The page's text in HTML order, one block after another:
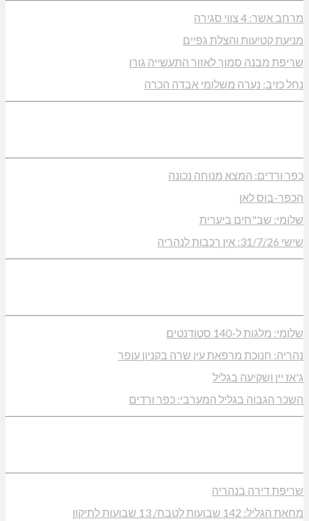
מרחב אשר: 4 צווי סגירה
מניעת קטיעות והצלת גפיים
שריפת מבנה סמוך לאזור התעשייה גורן
נחל כזיב: נערה משלומי אבדה הכרה
כפר ורדים: המצא מנוחה נכונה
הכפר-בוס לאן
שלומי: שב"חים ביערית
שישי 31/7/26: אין רכבות לנהריה
שלומי: מלגות ל-140 סטודנטים
נהריה: חנוכת מרפאת עין שרה בקניון עופר
ג'אז יין ושקיעה בגליל
השכר הגבוה בגליל המערבי: כפר ורדים
שריפת דירה בנהריה
מחאת הגליל: 142 שבועות לטבח/ 13 שבועות לתיקון